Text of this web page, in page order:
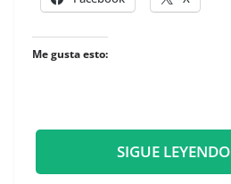
Me gusta esto:
SIGUE LEYENDO